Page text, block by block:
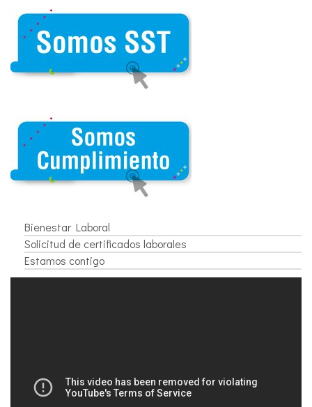
Bienestar Laboral
Solicitud de certificados laborales
Estamos contigo